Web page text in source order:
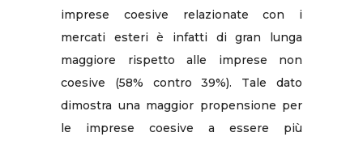
imprese coesive relazionate con i
mercati esteri è infatti di gran lunga
maggiore rispetto alle imprese non
coesive (58% contro 39%). Tale dato
dimostra una maggior propensione per
le imprese coesive a essere più